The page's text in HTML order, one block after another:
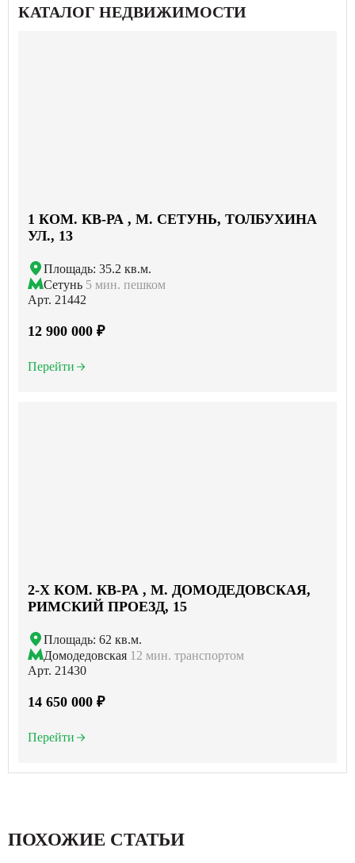
КАТАЛОГ НЕДВИЖИМОСТИ
1 КОМ. КВ-РА , М. СЕТУНЬ, ТОЛБУХИНА
УЛ., 13
Площадь: 35.2 кв.м.
Сетунь 5 мин. пешком
Арт. 21442
12 900 000 ₽
Перейти
2-X КОМ. КВ-РА , М. ДОМОДЕДОВСКАЯ,
РИМСКИЙ ПРОЕЗД, 15
Площадь: 62 кв.м.
Домодедовская 12 мин. транспортом
Арт. 21430
14 650 000 ₽
Перейти
ПОХОЖИЕ СТАТЬИ